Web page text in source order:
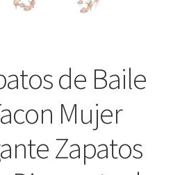
de Baile
Mujer
Zapatos